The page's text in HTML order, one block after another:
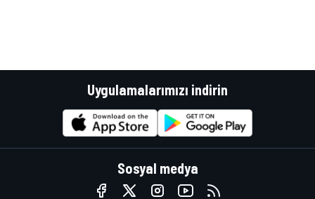
Uygulamalarımızı indirin
Sosyal medya